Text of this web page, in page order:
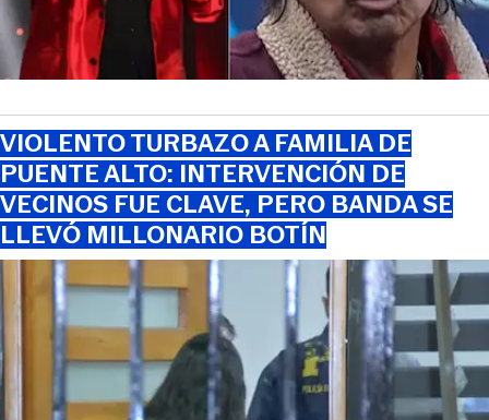
VIOLENTO TURBAZO A FAMILIA DE
PUENTE ALTO: INTERVENCIÓN DE
VECINOS FUE CLAVE, PERO BANDA SE
LLEVÓ MILLONARIO BOTÍN